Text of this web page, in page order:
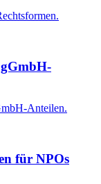
Anteilen.
für NPOs